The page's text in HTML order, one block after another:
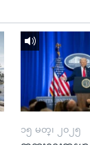
၁၅ မတ္၊ ၂၀၂၅